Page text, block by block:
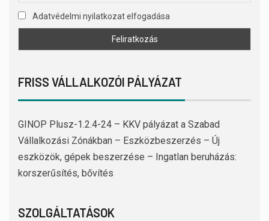
Adatvédelmi nyilatkozat elfogadása
FRISS VÁLLALKOZÓI PÁLYÁZAT
GINOP Plusz-1.2.4-24 – KKV pályázat a Szabad
Vállalkozási Zónákban – Eszközbeszerzés – Új
eszközök, gépek beszerzése – Ingatlan beruházás:
korszerűsítés, bővítés
SZOLGÁLTATÁSOK